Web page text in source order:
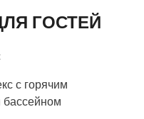
ГОСТЕЙ
с горячим